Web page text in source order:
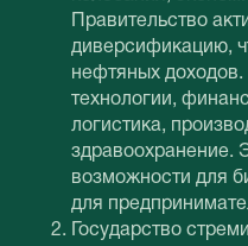
Правительство
диверсификацию,
нефтяных доходов.
технологии,
логистика,
здравоохранение.
возможности для
для
Государство